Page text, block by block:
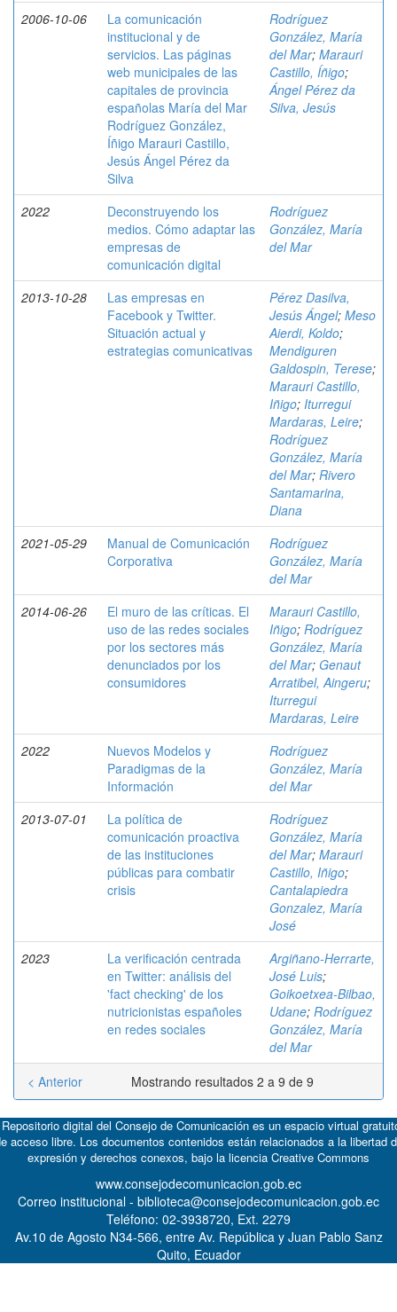
2006-10-06
La comunicación
institucional y de
servicios. Las páginas
web municipales de las
capitales de provincia
españolas María del Mar
Rodríguez González,
Íñigo Marauri Castillo,
Jesús Ángel Pérez da
Silva
Rodríguez
González, María
del Mar; Marauri
Castillo, Íñigo;
Ángel Pérez da
Silva, Jesús
2022
Deconstruyendo los
medios. Cómo adaptar las
empresas de
comunicación digital
Rodríguez
González, María
del Mar
2013-10-28
Las empresas en
Facebook y Twitter.
Situación actual y
estrategias comunicativas
Pérez Dasilva,
Jesús Ángel; Meso
Aierdi, Koldo;
Mendiguren
Galdospin, Terese;
Marauri Castillo,
Iñigo; Iturregui
Mardaras, Leire;
Rodríguez
González, María
del Mar; Rivero
Santamarina,
Diana
2021-05-29
Manual de Comunicación
Corporativa
Rodríguez
González, María
del Mar
2014-06-26
El muro de las críticas. El
uso de las redes sociales
por los sectores más
denunciados por los
consumidores
Marauri Castillo,
Iñigo; Rodríguez
González, María
del Mar; Genaut
Arratibel, Aingeru;
Iturregui
Mardaras, Leire
2022
Nuevos Modelos y
Paradigmas de la
Información
Rodríguez
González, María
del Mar
2013-07-01
La política de
comunicación proactiva
de las instituciones
públicas para combatir
crisis
Rodríguez
González, María
del Mar; Marauri
Castillo, Iñigo;
Cantalapiedra
Gonzalez, María
José
2023
La verificación centrada
en Twitter: análisis del
'fact checking' de los
nutricionistas españoles
en redes sociales
Argiñano-Herrarte,
José Luis;
Goikoetxea-Bilbao,
Udane; Rodríguez
González, María
del Mar
Mostrando resultados 2 a 9 de 9
< Anterior
digital del Consejo de Comunicación es un espacio virtual
acceso libre. Los documentos contenidos están relacionados a la libertad
expresión y derechos conexos, bajo la licencia Creative Commons
www.consejodecomunicacion.gob.ec
Correo institucional - biblioteca@consejodecomunicacion.gob.ec
Teléfono: 02-3938720, Ext. 2279
Av.10 de Agosto N34-566, entre Av. República y Juan Pablo Sanz
Quito, Ecuador